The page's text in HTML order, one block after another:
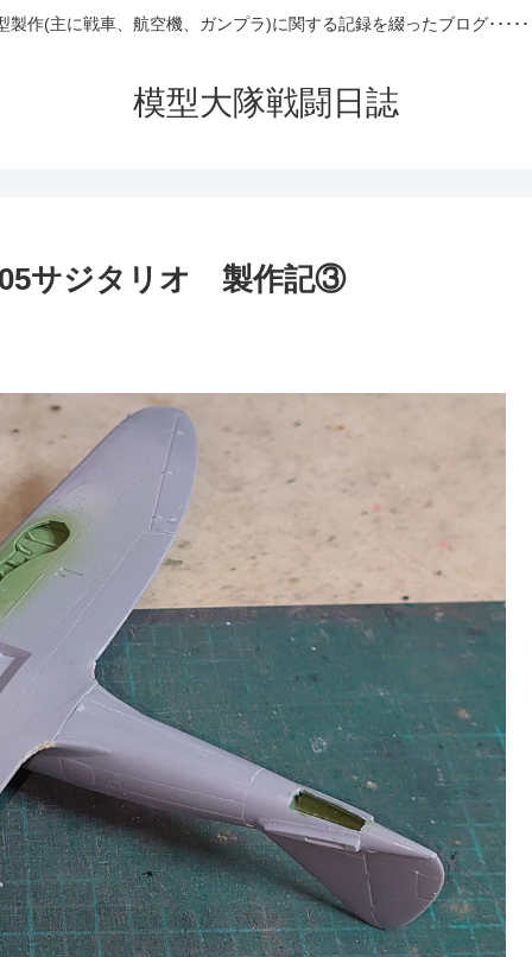
製作(主に戦車、航空機、ガンプラ)に関する記録を綴ったブログ･････
模型大隊戦闘日誌
サジタリオ 製作記③